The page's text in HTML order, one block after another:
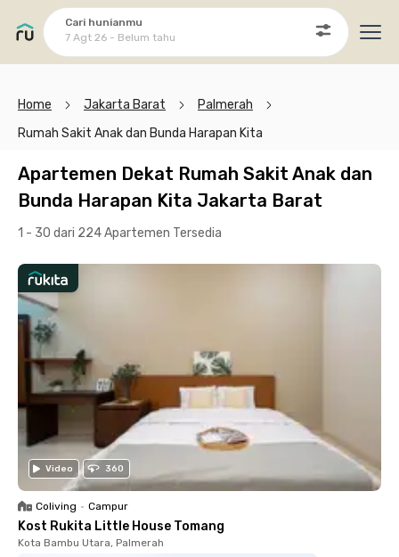
Cari hunianmu
7 Agt 26 - Belum tahu
Home Jakarta Barat
Palmerah
Rumah Sakit Anak dan Bunda Harapan Kita
Apartemen Dekat Rumah Sakit Anak dan
Bunda Harapan Kita Jakarta Barat
1 - 30 dari 224 Apartemen Tersedia
Video 360
Coliving • Campur
Kost Rukita Little House Tomang
Kota Bambu Utara, Palmerah